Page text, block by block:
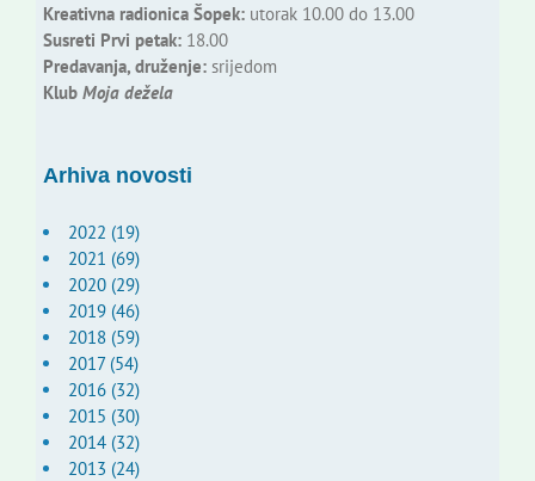
Kreativna radionica Šopek:utorak 10.00 do 13.00
Susreti Prvi petak:18.00
Predavanja, druženje:srijedom
Klub Moja dežela
Arhiva novosti
2022 (19)
2021 (69)
2020 (29)
2019 (46)
2018 (59)
2017 (54)
2016 (32)
2015 (30)
2014 (32)
2013 (24)